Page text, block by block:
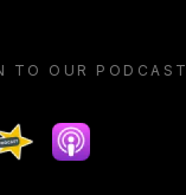
TO OUR PODCAST
Apple podcast